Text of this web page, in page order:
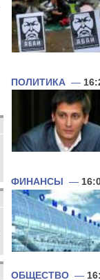
ПОЛИТИКА —
ФИНАНСЫ —
ОБЩЕСТВО —